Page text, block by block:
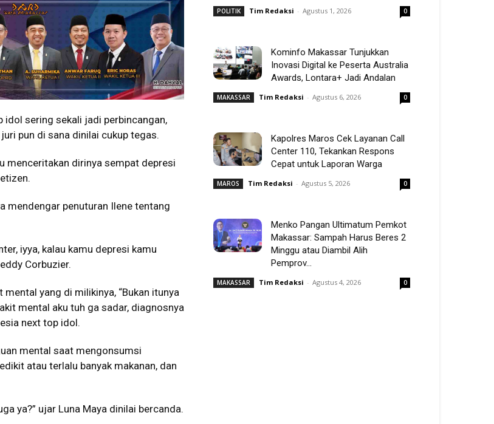
idol sering sekali jadi perbincangan,
pun di sana dinilai cukup tegas.
menceritakan dirinya sempat depresi
mendengar penuturan Ilene tentang
iyya, kalau kamu depresi kamu
Corbuzier.
yang di milikinya, “Bukan itunya
mental aku tuh ga sadar, diagnosnya
next top idol.
mental saat mengonsumsi
atau terlalu banyak makanan, dan
ya?” ujar Luna Maya dinilai bercanda.
POLITIK Tim Redaksi - Agustus 1, 2026 0
Kominfo Makassar Tunjukkan
Inovasi Digital ke Peserta Australia
Awards, Lontara+ Jadi Andalan
MAKASSAR Tim Redaksi - Agustus 6, 2026 0
Kapolres Maros Cek Layanan Call
Center 110, Tekankan Respons
Cepat untuk Laporan Warga
MAROS Tim Redaksi - Agustus 5, 2026 0
Menko Pangan Ultimatum Pemkot
Makassar: Sampah Harus Beres 2
Minggu atau Diambil Alih
Pemprov...
MAKASSAR Tim Redaksi - Agustus 4, 2026 0